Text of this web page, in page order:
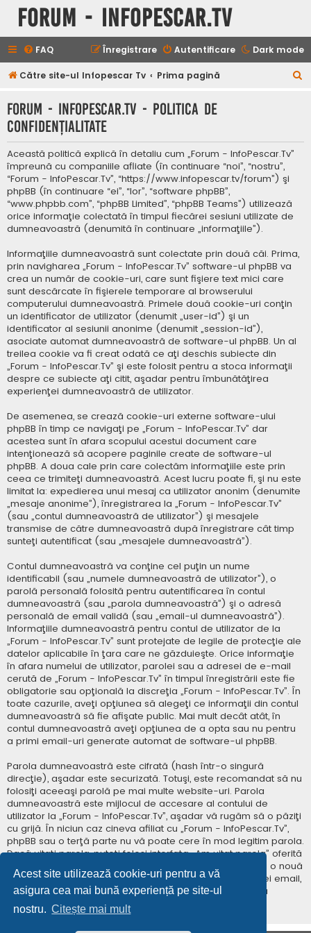
Acest site utilizează cookie-uri pentru a vă
asigura cea mai bună experiență pe site-ul
nostru. Citește mai mult
Forum - InfoPescar.Tv
Dark mode
FAQ Autentificare
Înregistrare
Către site-ul Infopescar Tv Prima pagină
Forum - InfoPescar.Tv - Politica de
confidenţialitate
Această politică explică în detaliu cum „Forum - InfoPescar.Tv”
împreună cu companiile afliate (în continuare “noi”, “nostru”,
“Forum - InfoPescar.Tv”, “https://www.infopescar.tv/forum”) şi
phpBB (în continuare “ei”, “lor”, “software phpBB”,
“www.phpbb.com”, “phpBB Limited”, “phpBB Teams”) utilizează
orice informaţie colectată în timpul fiecărei sesiuni utilizate de
dumneavoastră (denumită în continuare „informaţiile”).
Informaţiile dumneavoastră sunt colectate prin două căi. Prima,
prin navigharea „Forum - InfoPescar.Tv” software-ul phpBB va
crea un număr de cookie-uri, care sunt fişiere text mici care
sunt descărcate în fişierele temporare al browserului
computerului dumneavoastră. Primele două cookie-uri conţin
un identificator de utilizator (denumit „user-id”) şi un
identificator al sesiunii anonime (denumit „session-id”),
asociate automat dumneavoastră de software-ul phpBB. Un al
treilea cookie va fi creat odată ce aţi deschis subiecte din
„Forum - InfoPescar.Tv” şi este folosit pentru a stoca informaţii
despre ce subiecte aţi citit, aşadar pentru îmbunătăţirea
experienţei dumneavoastră de utilizator.
De asemenea, se crează cookie-uri externe software-ului
phpBB în timp ce navigaţi pe „Forum - InfoPescar.Tv” dar
acestea sunt în afara scopului acestui document care
intenţionează să acopere paginile create de software-ul
phpBB. A doua cale prin care colectăm informaţiile este prin
ceea ce trimiteţi dumneavoastră. Acest lucru poate fi, şi nu este
limitat la: expedierea unui mesaj ca utilizator anonim (denumite
„mesaje anonime”), înregistrarea la „Forum - InfoPescar.Tv”
(sau „contul dumneavoastră de utilizator”) şi mesajele
transmise de către dumneavoastră după înregistrare cât timp
sunteţi autentificat (sau „mesajele dumneavoastră”).
Contul dumneavoastră va conţine cel puţin un nume
identificabil (sau „numele dumneavoastră de utilizator”), o
parolă personală folosită pentru autentificarea în contul
dumneavoastră (sau „parola dumneavoastră”) şi o adresă
personală de email validă (sau „email-ul dumneavoastră”).
Informaţiile dumneavoastră pentru contul de utilizator de la
„Forum - InfoPescar.Tv” sunt protejate de legile de protecţie ale
datelor aplicabile în ţara care ne găzduieşte. Orice informaţie
în afara numelui de utilizator, parolei sau a adresei de e-mail
cerută de „Forum - InfoPescar.Tv” în timpul înregistrării este fie
obligatorie sau opţională la discreţia „Forum - InfoPescar.Tv”. În
toate cazurile, aveţi opţiunea să alegeţi ce informaţii din contul
dumneavoastră să fie afişate public. Mai mult decât atât, în
contul dumneavoastră aveţi opţiunea de a opta sau nu pentru
a primi email-uri generate automat de software-ul phpBB.
Parola dumneavoastră este cifrată (hash într-o singură
direcţie), aşadar este securizată. Totuşi, este recomandat să nu
folosiţi aceeaşi parolă pe mai multe website-uri. Parola
dumneavoastră este mijlocul de accesare al contului de
utilizator la „Forum - InfoPescar.Tv”, aşadar vă rugăm să o păziţi
cu grijă. În niciun caz cineva afiliat cu „Forum - InfoPescar.Tv”,
phpBB sau o terţă parte nu vă poate cere în mod legitim parola.
Dacă uitaţi parola, puteţi folosi interfaţa „Am uitat parola” oferită
de software-ul phpBB. Această procedură vă va genera o nouă
parolă prin transmiterea numelui de utilizator şi a adresei email,
apoi software-ul phpBB va genera o nouă parolă pentru
accesarea contului dumneavoastră.